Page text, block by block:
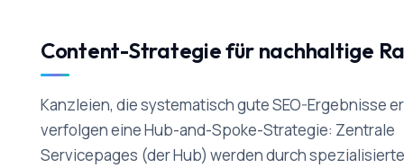
Content-Strategie für nachhaltige
Kanzleien, die systematisch gute SEO-Ergebnisse
verfolgen eine Hub-and-Spoke-Strategie: Zentrale
Servicepages (der Hub) werden durch